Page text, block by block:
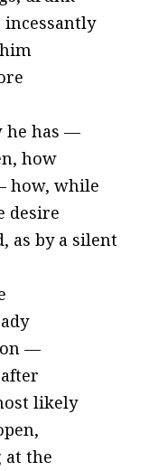
he has —
how
how, while
desire
as by a silent
—
likely
at the